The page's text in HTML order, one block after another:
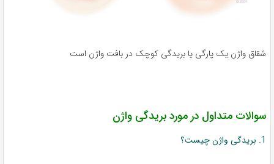
شقاق واژن یک پارگی یا بریدگی کوچک در بافت واژن است
سوالات متداول در مورد بریدگی واژن
1. بریدگی واژن چیست؟